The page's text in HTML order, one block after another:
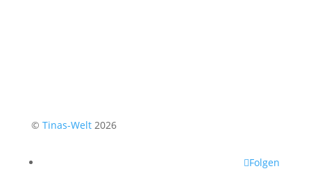
© Tinas-Welt2026
Folgen